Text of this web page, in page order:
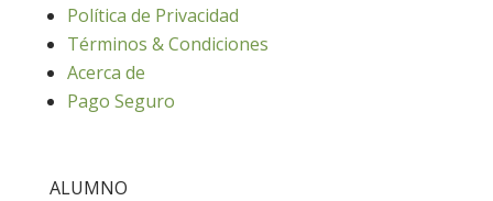
Política de Privacidad
Términos & Condiciones
Acerca de
Pago Seguro
ALUMNO